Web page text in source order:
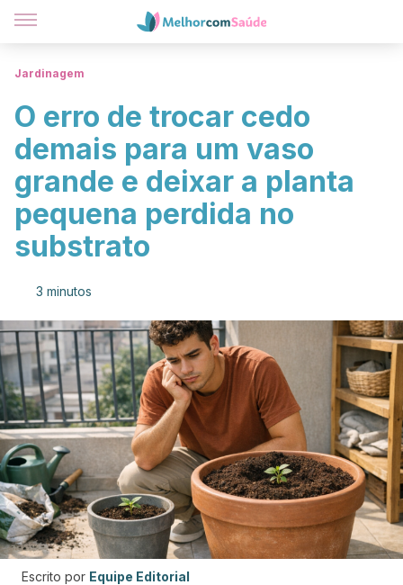
Jardinagem
O erro de trocar cedo
demais para um vaso
grande e deixar a planta
pequena perdida no
substrato
3 minutos
Escrito por Equipe Editorial